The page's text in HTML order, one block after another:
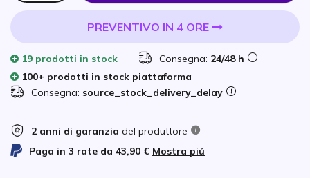
PREVENTIVO IN 4 ORE
19 prodotti in stock Consegna: 24/48 h
100+ prodotti in stock piattaforma
Consegna: source_stock_delivery_delay
2 anni di garanzia del produttore
Paga in 3 rate da 43,90 € Mostra piú